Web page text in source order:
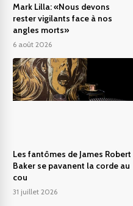
Mark Lilla: «Nous devons
rester vigilants face à nos
angles morts»
6 août 2026
Les fantômes de James Robert
Baker se pavanent la corde au
cou
31 juillet 2026